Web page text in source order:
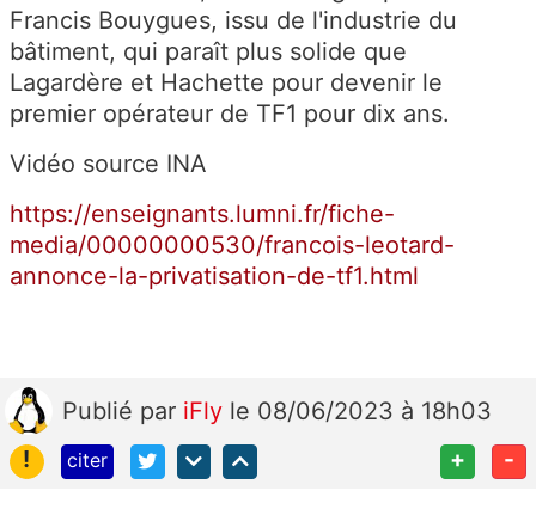
Francis Bouygues, issu de l'industrie du
bâtiment, qui paraît plus solide que
Lagardère et Hachette pour devenir le
premier opérateur de TF1 pour dix ans.
Vidéo source INA
https://enseignants.lumni.fr/fiche-
media/00000000530/francois-leotard-
annonce-la-privatisation-de-tf1.html
Publié par iFly le 08/06/2023 à 18h03
!
citer + -